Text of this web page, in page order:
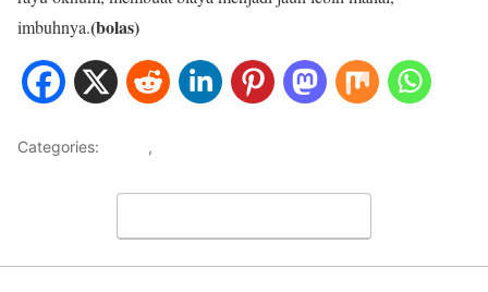
imbuhnya.(bolas)
Categories: ,